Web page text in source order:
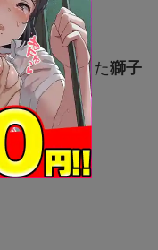
デビューした獅子